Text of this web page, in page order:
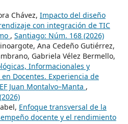
Chávez, Impacto del diseño
con integración de TIC
, Santiago: Núm. 168 (2026)
Ana Cedeño Gutiérrez,
Gabriela Vélez Bermello,
Informacionales y
Docentes. Experiencia de
Juan Montalvo–Manta ,
Enfoque transversal de la
docente y el rendimiento